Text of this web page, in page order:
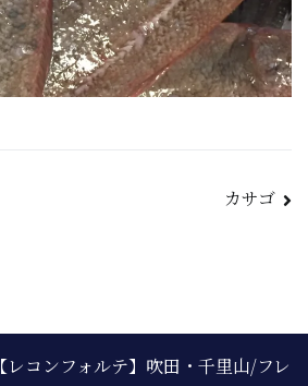
カサゴ
【レコンフォルテ】吹田・千里山/フレ